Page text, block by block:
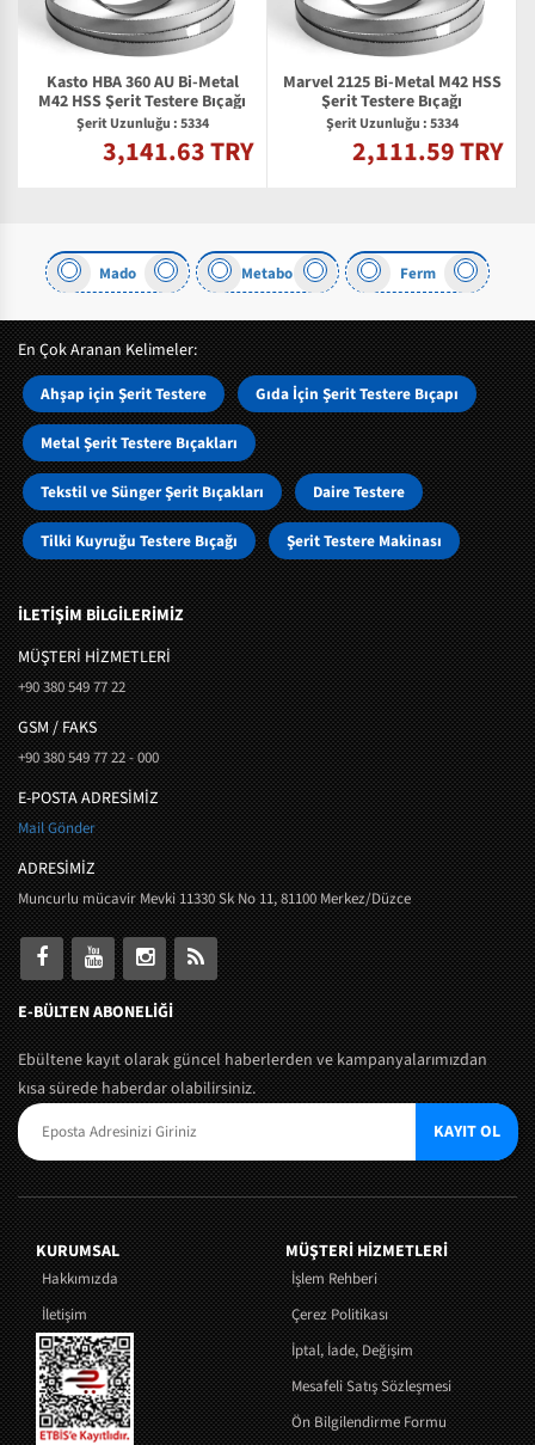
Kasto HBA 360 AU Bi-Metal
M42 HSS Şerit Testere Bıçağı
Şerit Uzunluğu : 5334
3,141.63 TRY
Marvel 2125 Bi-Metal M42 HSS
Şerit Testere Bıçağı
Şerit Uzunluğu : 5334
2,111.59 TRY
Mado Metabo Ferm
En Çok Aranan Kelimeler:
Ahşap için Şerit Testere Gıda İçin Şerit Testere Bıçapı
Metal Şerit Testere Bıçakları
Tekstil ve Sünger Şerit Bıçakları Daire Testere
Tilki Kuyruğu Testere Bıçağı Şerit Testere Makinası
İLETİŞİM BİLGİLERİMİZ
MÜŞTERI HIZMETLERI
+90 380 549 77 22
GSM / FAKS
+90 380 549 77 22 - 000
E-POSTA ADRESİMİZ
Mail Gönder
ADRESİMİZ
Muncurlu mücavir Mevki 11330 Sk No 11, 81100 Merkez/Düzce
E-BÜLTEN ABONELİĞİ
Ebültene kayıt olarak güncel haberlerden ve kampanyalarımızdan
kısa sürede haberdar olabilirsiniz.
KAYIT OL
KURUMSAL
Hakkımızda
İletişim
MÜŞTERI HIZMETLERI
İşlem Rehberi
Çerez Politikası
İptal, İade, Değişim
Mesafeli Satış Sözleşmesi
Ön Bilgilendirme Formu